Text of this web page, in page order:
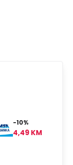
-10%
4,49 KM